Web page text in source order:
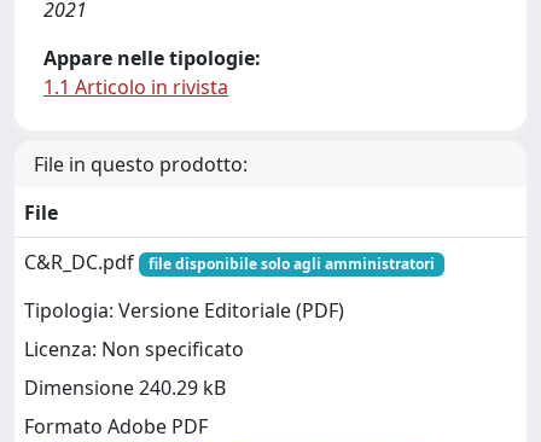
2021
Appare nelle tipologie:
1.1 Articolo in rivista
File in questo prodotto:
File
C&R_DC.pdf
file disponibile solo agli amministratori
Tipologia: Versione Editoriale (PDF)
Licenza: Non specificato
Dimensione 240.29 kB
Formato Adobe PDF